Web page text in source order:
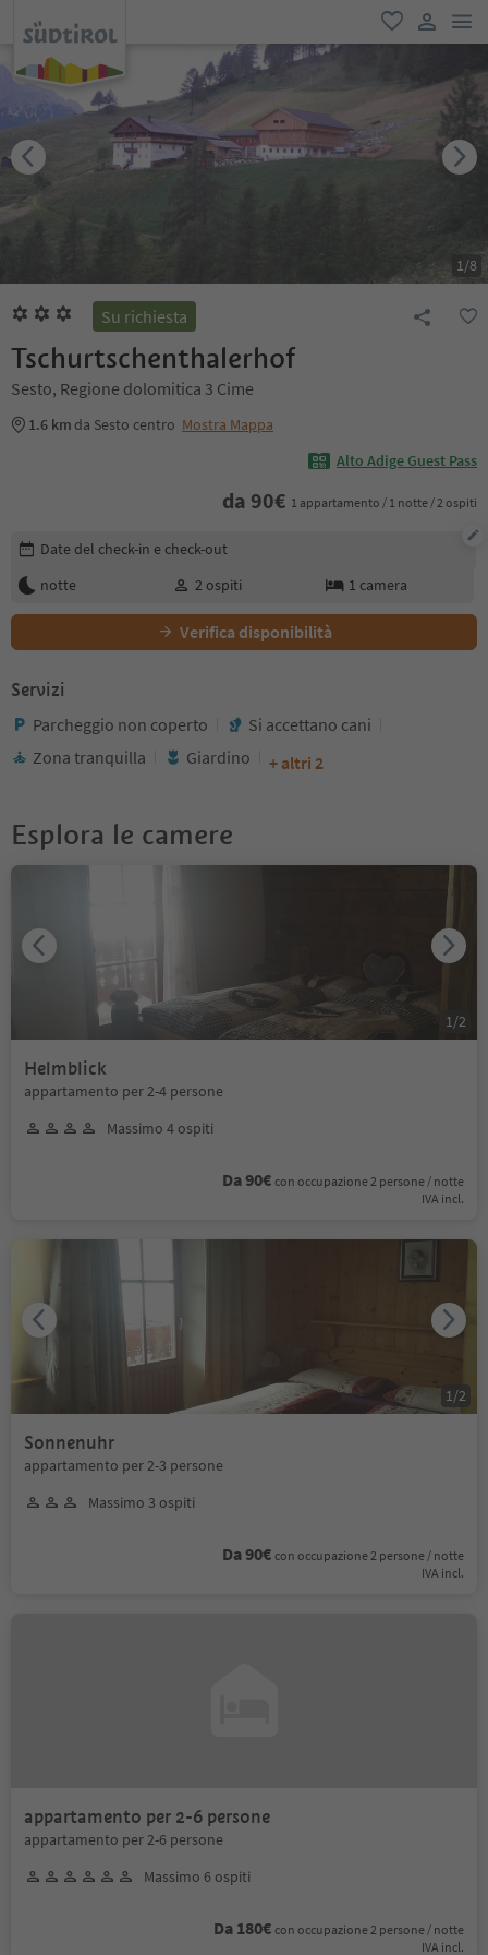
favoriti
user link
1/8
Su richiesta
Tschurtschenthalerhof
Sesto, Regione dolomitica 3 Cime
1.6 km da Sesto centro Mostra Mappa
Alto Adige Guest Pass
da 90€ 1 appartamento / 1 notte / 2 ospiti
Modifica i dettagli della prenotazione
Date del check-in e check-out
notte
2 ospiti 1 camera
Verifica disponibilità
Servizi
Parcheggio non coperto
Si accettano cani
Zona tranquilla
Giardino + altri 2
Esplora le camere
Helmblick
appartamento per 2-4 persone
Massimo 4 ospiti
Da 90€ con occupazione 2 persone / notte
IVA incl.
1 /2
Sonnenuhr
appartamento per 2-3 persone
Massimo 3 ospiti
Da 90€ con occupazione 2 persone / notte
IVA incl.
1 /2
appartamento per 2-6 persone
appartamento per 2-6 persone
Massimo 6 ospiti
Da 180€ con occupazione 2 persone / notte
IVA incl.